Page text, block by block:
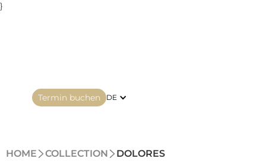
}
Termin buchen DE
HOME COLLECTION DOLORES